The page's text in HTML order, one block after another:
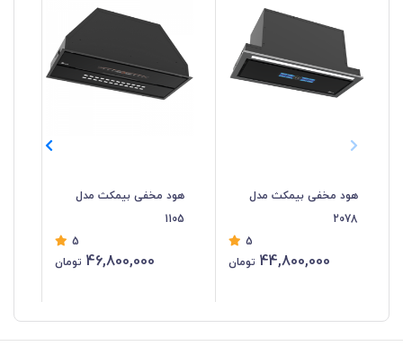
هود مخفی بیمکث مدل
2078
5
44,800,000 تومان
هود مخفی بیمکث مدل
1105
5
46,800,000 تومان